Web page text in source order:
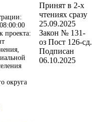
проекта:
округа
Принят в 2-х
чтениях сразу
25.09.2025
Закон № 131-
оз Пост 126-сд.
Подписан
06.10.2025